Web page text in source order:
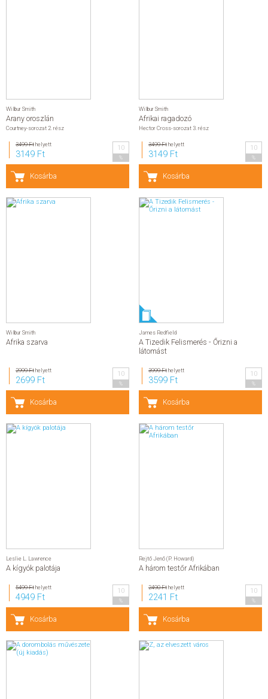
Wilbur Smith
Arany oroszlán
Courtney-sorozat 2. rész
3499 Fthelyett
3149 Ft
10
Kosárba
Wilbur Smith
Afrikai ragadozó
Hector Cross-sorozat 3. rész
3499 Fthelyett
3149 Ft
10
Kosárba
Wilbur Smith
Afrika szarva
2999 Fthelyett
2699 Ft
10
Kosárba
James Redfield
A Tizedik Felismerés - Őrizni a
látomást
3999 Fthelyett
3599 Ft
10
Kosárba
Leslie L. Lawrence
A kígyók palotája
5499 Fthelyett
4949 Ft
10
Kosárba
Rejtő Jenő (P. Howard)
A három testőr Afrikában
2490 Fthelyett
2241 Ft
10
Kosárba